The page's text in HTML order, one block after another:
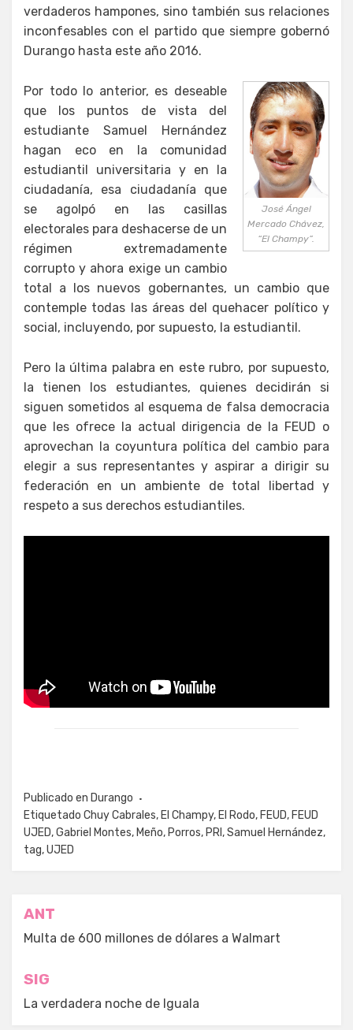
verdaderos hampones, sino también sus relaciones
inconfesables con el partido que siempre gobernó
Durango hasta este año 2016.
José Ángel
Mercado Chávez,
“El Champy”.
Por todo lo anterior, es deseable
que los puntos de vista del
estudiante Samuel Hernández
hagan eco en la comunidad
estudiantil universitaria y en la
ciudadanía, esa ciudadanía que
se agolpó en las casillas
electorales para deshacerse de un
régimen extremadamente
corrupto y ahora exige un cambio
total a los nuevos gobernantes, un cambio que
contemple todas las áreas del quehacer político y
social, incluyendo, por supuesto, la estudiantil.
Pero la última palabra en este rubro, por supuesto,
la tienen los estudiantes, quienes decidirán si
siguen sometidos al esquema de falsa democracia
que les ofrece la actual dirigencia de la FEUD o
aprovechan la coyuntura política del cambio para
elegir a sus representantes y aspirar a dirigir su
federación en un ambiente de total libertad y
respeto a sus derechos estudiantiles.
Publicado en Durango
Etiquetado Chuy Cabrales, El Champy, El Rodo, FEUD, FEUD
UJED,Gabriel Montes, Meño, Porros, PRI ,Samuel Hernández,
tag,UJED
Navegación
de
entradas
ANT
Multa de 600 millones de dólares a Walmart
SIG
La verdadera noche de Iguala